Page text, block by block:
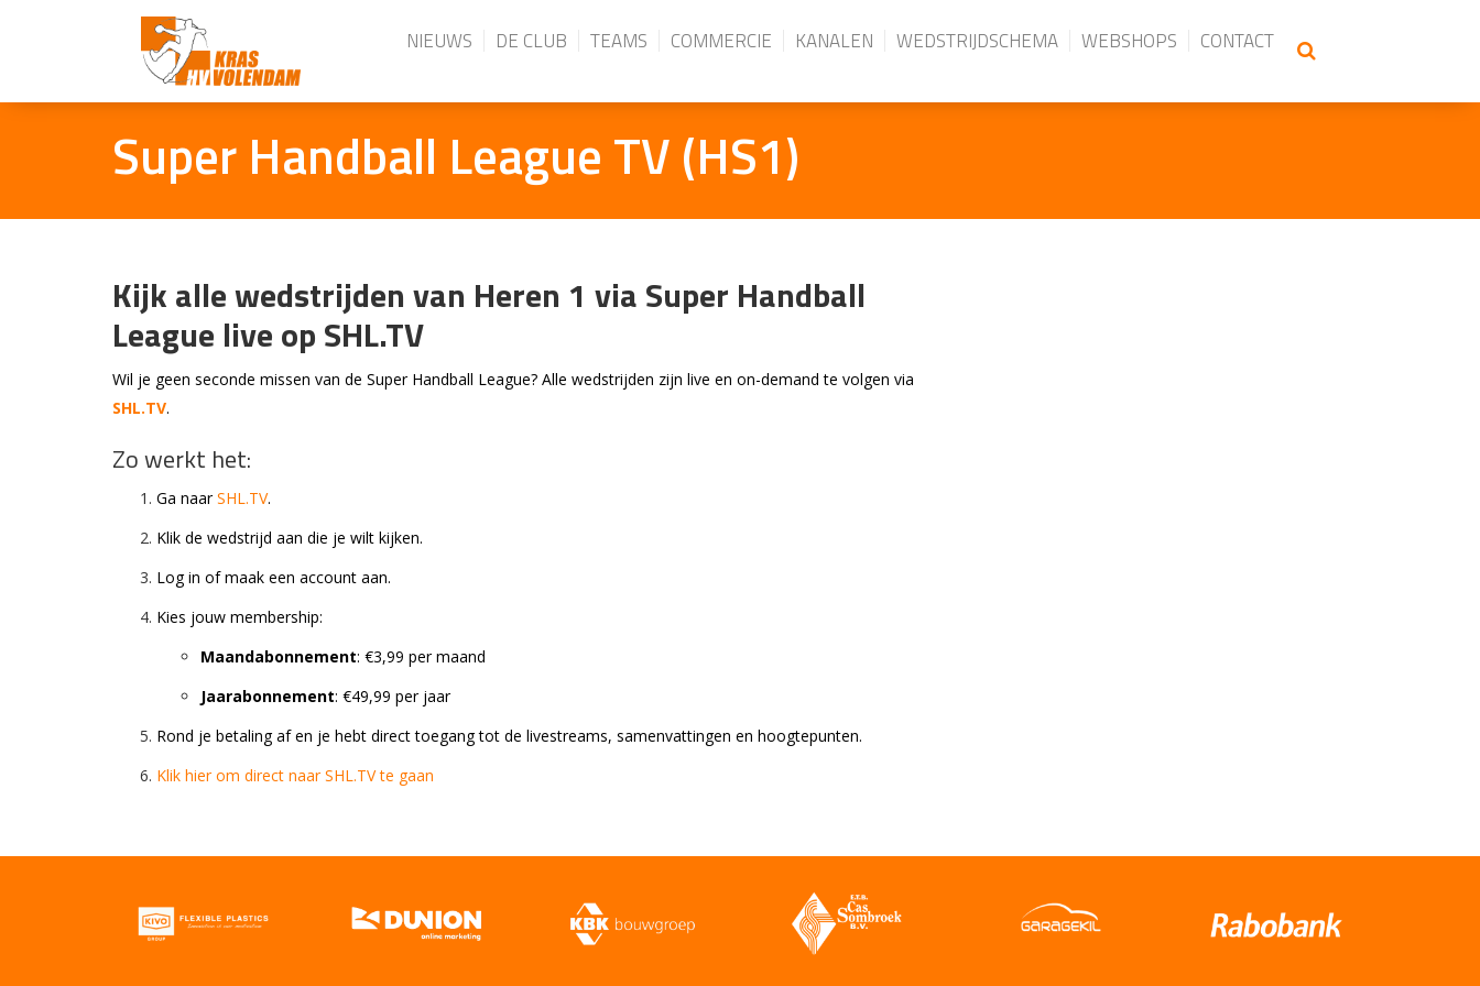
NIEUWS DE CLUB TEAMS COMMERCIE KANALEN WEDSTRIJDSCHEMA WEBSHOPS CONTACT
Super Handball League TV (HS1)
Kijk alle wedstrijden van Heren 1 via Super Handball
League live op SHL.TV
Wil je geen seconde missen van de Super Handball League? Alle wedstrijden zijn live en on-demand te volgen via
SHL.TV.
Zo werkt het:
Ga naarSHL.TV.
Klik de wedstrijd aan die je wilt kijken.
Log in of maak een account aan.
Kies jouw membership:
Maandabonnement: €3,99 per maand
Jaarabonnement: €49,99 per jaar
Rond je betaling af en je hebt direct toegang tot de livestreams, samenvattingen en hoogtepunten.
Klik hier om direct naar SHL.TV te gaan